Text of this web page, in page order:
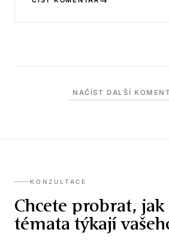
NAČÍST DALŠÍ
KONZULTACE
Chcete probrat, jak
témata týkají